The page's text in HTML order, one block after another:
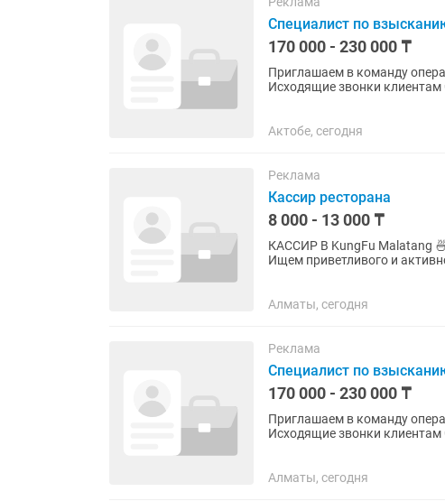
Специалист по
170 000 - 230 000 ₸
Приглашаем в команду
Исходящие звонки клиентам
Актобе, сегодня
Реклама
Кассир ресторана
8 000 - 13 000 ₸
КАССИР В KungFu Malatang 🍜 KungFu Malatang — ресторан современной азиатской кухни.
Ищем приветливого и активного кассира в
Алматы, сегодня
Реклама
Специалист по
170 000 - 230 000 ₸
Приглашаем в команду
Исходящие звонки клиентам
Алматы, сегодня